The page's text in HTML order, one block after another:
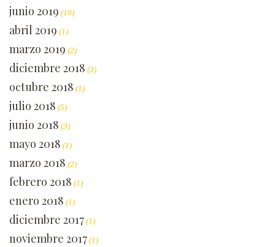
junio 2019 (10)
abril 2019 (1)
marzo 2019 (2)
diciembre 2018 (3)
octubre 2018 (1)
julio 2018 (5)
junio 2018 (3)
mayo 2018 (1)
marzo 2018 (2)
febrero 2018 (1)
enero 2018 (1)
diciembre 2017 (1)
noviembre 2017 (1)